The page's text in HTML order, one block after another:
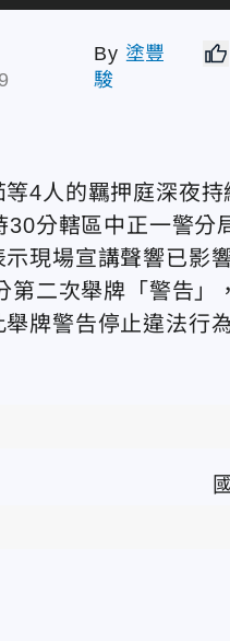
By 塗豐
駿
4人的羈押庭深夜
分轄區中正一警
現場宣講聲響已影
第二次舉牌「警告」
牌警告停止違法行為